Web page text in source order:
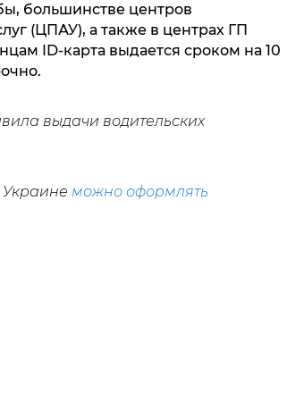
большинстве центров
(ЦПАУ), а также в центрах ГП
ID-карта выдается сроком на 10
выдачи водительских
Украине можно оформлять